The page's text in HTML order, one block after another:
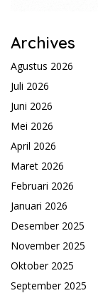
Archives
Agustus 2026
Juli 2026
Juni 2026
Mei 2026
April 2026
Maret 2026
Februari 2026
Januari 2026
Desember 2025
November 2025
Oktober 2025
September 2025